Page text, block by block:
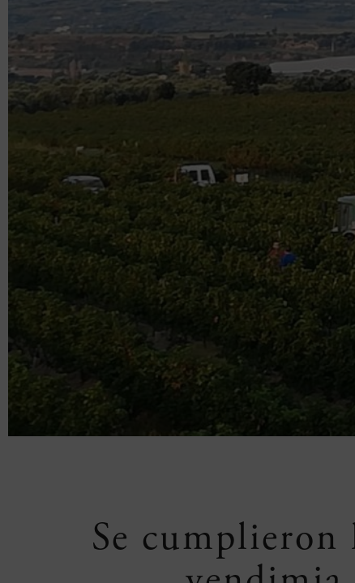
Se cumplieron